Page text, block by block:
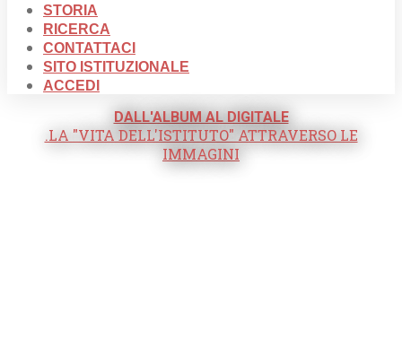
STORIA
RICERCA
CONTATTACI
SITO ISTITUZIONALE
ACCEDI
DALL'ALBUM AL DIGITALE
.LA "VITA DELL'ISTITUTO" ATTRAVERSO LE
IMMAGINI